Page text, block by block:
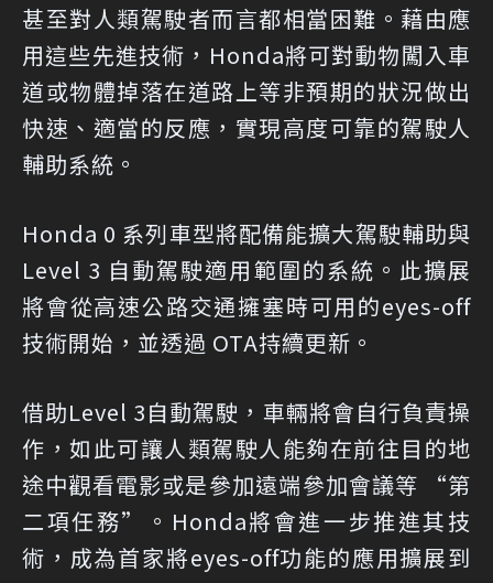
甚至對人類駕駛者而言都相當困難。藉由應
用這些先進技術，Honda將可對動物闖入車
道或物體掉落在道路上等非預期的狀況做出
快速、適當的反應，實現高度可靠的駕駛人
輔助系統。
Honda 0 系列車型將配備能擴大駕駛輔助與
Level 3 自動駕駛適用範圍的系統。此擴展
將會從高速公路交通擁塞時可用的eyes-off
技術開始，並透過 OTA持續更新。
借助Level 3自動駕駛，車輛將會自行負責操
作，如此可讓人類駕駛人能夠在前往目的地
途中觀看電影或是參加遠端參加會議等 “第
二項任務”。Honda將會進一步推進其技
術，成為首家將eyes-off功能的應用擴展到